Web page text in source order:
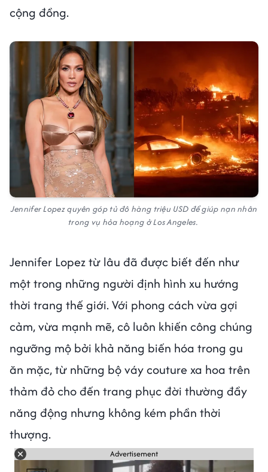
cộng đồng.
Jennifer Lopez quyên góp tủ đô hàng triệu USD để giúp nạn nhân
trong vụ hỏa hoạng ở Los Angeles.
Jennifer Lopez từ lâu đã được biết đến như
một trong những người định hình xu hướng
thời trang thế giới. Với phong cách vừa gợi
cảm, vừa mạnh mẽ, cô luôn khiến công chúng
ngưỡng mộ bởi khả năng biến hóa trong gu
ăn mặc, từ những bộ váy couture xa hoa trên
thảm đỏ cho đến trang phục đời thường đầy
năng động nhưng không kém phần thời
thượng.
Advertisement